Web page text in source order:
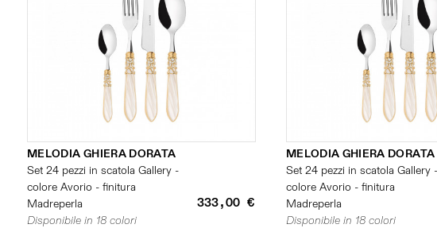
MELODIA GHIERA DORATA
Set 24 pezzi in scatola Gallery -
colore Avorio - finitura
Madreperla
333,00 €
Disponibile in 18 colori
MELODIA GHIERA DORATA
Set 24 pezzi in scatola Gallery -
colore Avorio - finitura
Madreperla
Disponibile in 18 colori